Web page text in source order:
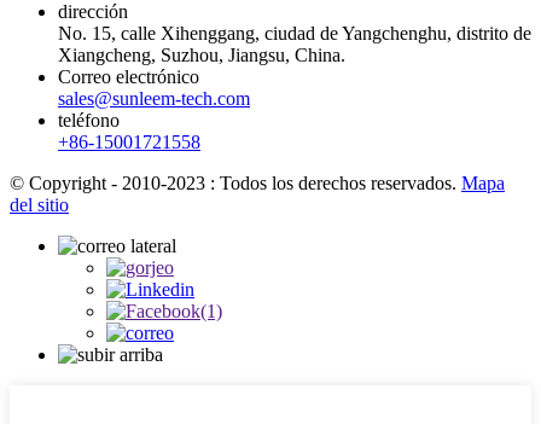
dirección
No. 15, calle Xihenggang, ciudad de Yangchenghu, distrito de
Xiangcheng, Suzhou, Jiangsu, China.
Correo electrónico
sales@sunleem-tech.com
teléfono
+86-15001721558
© Copyright - 2010-2023 : Todos los derechos reservados. Mapa
del sitio